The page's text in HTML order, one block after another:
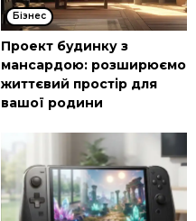
Бізнес
Проект будинку з
мансардою: розширюємо
життєвий простір для
вашої родини